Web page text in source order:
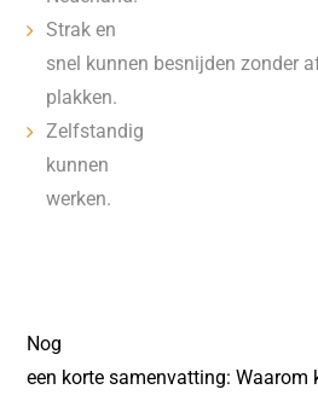
Strak en
snel kunnen besnijden zonder
plakken.
Zelfstandig
kunnen
werken.
Nog
een korte samenvatting: Waarom